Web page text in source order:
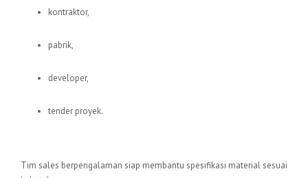
kontraktor,
pabrik,
developer,
tender proyek.
Tim sales berpengalaman siap membantu spesifikasi material sesuai